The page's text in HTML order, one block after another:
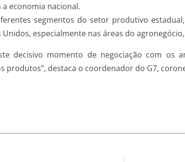
economia nacional.
segmentos do setor produtivo
especialmente nas áreas do
decisivo momento de negociação com
destaca o coordenador do G7,